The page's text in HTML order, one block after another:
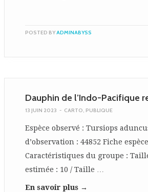
POSTED BYADMINABYSS
Dauphin de l’Indo-Pacifique
13 JUIN 2023 - CARTO, PUBLIQUE
Espèce observé : Tursiops
d’observation : 44852 Fiche espèce
Caractéristiques du groupe :
estimée : 10 / Taille …
En savoir plus →